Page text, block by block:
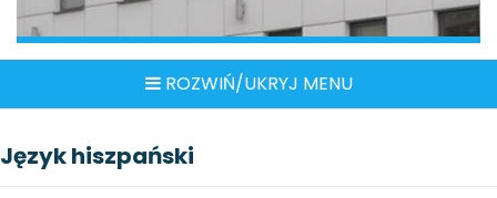
ROZWIŃ/UKRYJ MENU
Język hiszpański